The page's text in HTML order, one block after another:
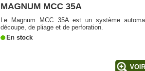
MAGNUM MCC 35A
Le Magnum MCC 35A est un système
découpe, de pliage et de perforation.
En stock